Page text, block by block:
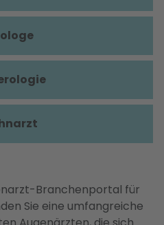
Branchenportal für
Sie eine umfangreiche